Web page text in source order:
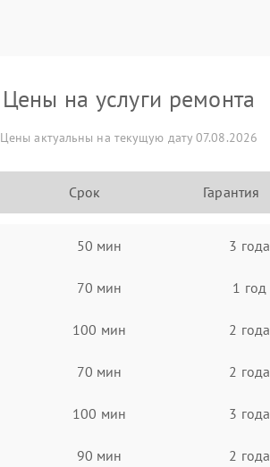
Цены на услуги ремонта
Цены актуальны на текущую дату 07.08.2026
Срок Гарантия
50 мин 3 года
70 мин 1 год
100 мин 2 года
70 мин 2 года
100 мин 3 года
90 мин 2 года